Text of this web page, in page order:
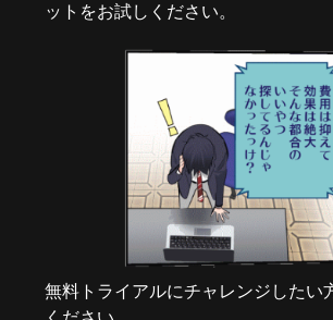
ットをお試しください。
無料トライアルにチャレンジしたい